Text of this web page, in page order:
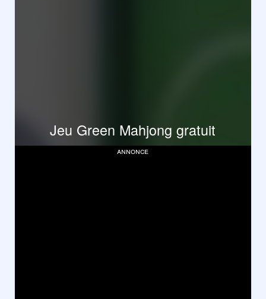
Jeu Green Mahjong gratuit
annonce